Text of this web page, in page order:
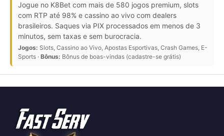
Jogue no K8Bet com mais de 580 jogos premium, slots
com RTP até 98% e cassino ao vivo com dealers
brasileiros. Saques via PIX processados em menos de 3
minutos, sem taxas e sem burocracia.
Jogos: Slots, Cassino ao Vivo, Apostas Esportivas, Crash Games, E-
Sports · Bônus: Bônus de boas-vindas (cadastre-se grátis)